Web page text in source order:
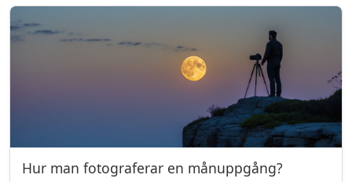
Hur man fotograferar en månuppgång?